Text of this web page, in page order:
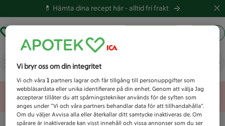
💊 Hämta dina recept här -alltid fri frakt
Vad letar du efter idag?
Unknown error
Vi bryr oss om din integritet
Vi och våra1 partners lagrar och får tillgång till personuppgifter som
webbläsardata eller unika identifierare på din enhet. Genom att välja Jag
accepterar tillåter du att spårningstekniker används för de syften som
anges under ”Vi och våra partners behandlar data för att tillhandahålla”.
Om du väljer Avvisa alla eller återkallar ditt samtycke inaktiveras de. Om
spårare är inaktiverade kan visst innehåll och vissa annonser som du ser